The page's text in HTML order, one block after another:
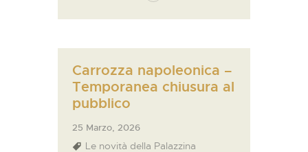
Carrozza napoleonica –
Temporanea chiusura al
pubblico
25 Marzo, 2026
Le novità della Palazzina